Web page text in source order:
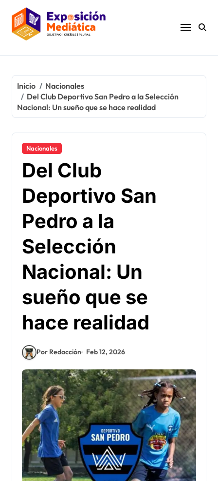
contenido
Inicio
Nacionales
Del Club Deportivo San Pedro a la Selección
Nacional: Un sueño que se hace realidad
Nacionales
Del Club
Deportivo San
Pedro a la
Selección
Nacional: Un
sueño que se
hace realidad
Por Redacción Feb 12, 2026